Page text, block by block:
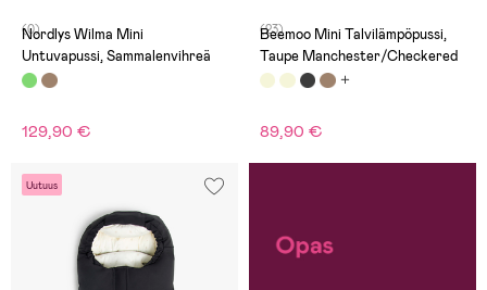
(0)
Nordlys Wilma Mini
Untuvapussi, Sammalenvihreä
129,90 €
(23)
Beemoo Mini Talvilämpöpussi,
Taupe Manchester/Checkered
89,90 €
Uutuus